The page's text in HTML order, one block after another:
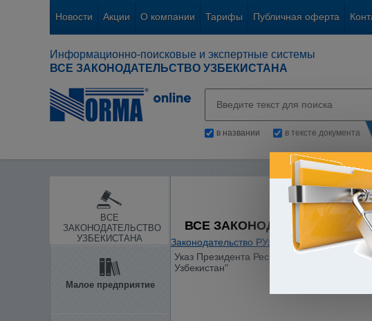
Новости Акции О компании Тарифы Публичная оферта
Информационно-поисковые и экспертные системы
ВСЕ ЗАКОНОДАТЕЛЬСТВО УЗБЕКИСТАНА
в названии в тексте документа
ВСЕ
ЗАКОНОДАТЕЛЬСТВО
УЗБЕКИСТАНА
Малое предприятие
ВСЕ ЗАКОНОДАТЕЛЬСТВО
Законодательство РУз Охрана
Указ Президента Республики Узбекистан
Узбекистан"